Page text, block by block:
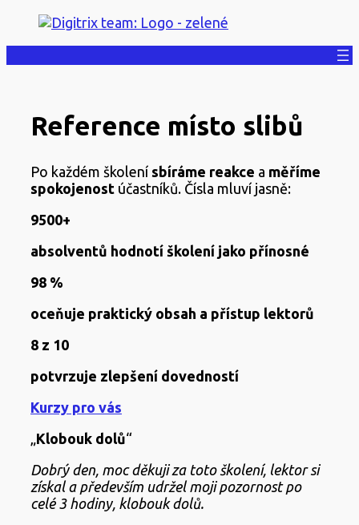
Přeskočit
Reference místo slibů
Po každém školení sbíráme reakce a měříme
spokojenost účastníků. Čísla mluví jasně:
9500+
absolventů hodnotí školení jako přínosné
98 %
oceňuje praktický obsah a přístup lektorů
8 z 10
potvrzuje zlepšení dovedností
Kurzy pro vás
Klobouk dolů“
Dobrý den, moc děkuji za toto školení, lektor si
získal a především udržel moji pozornost po
celé 3 hodiny, klobouk dolů.